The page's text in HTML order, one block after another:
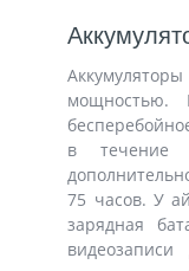
мощностью.
в течение
75 часов. У
зарядная